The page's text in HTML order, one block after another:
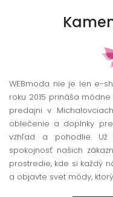
WEBmoda nie je len e-
roku 2015 prináša
predajni v
oblečenie a doplnky
vzhľad a pohodlie.
spokojnosť našich
prostredie, kde si každý
a objavte svet módy,